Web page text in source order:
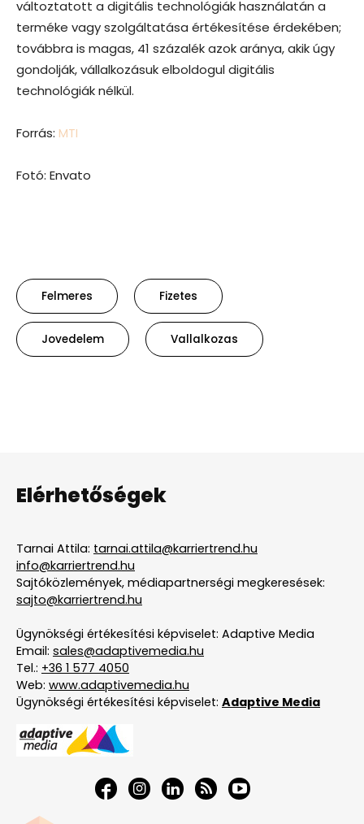
változtatott a digitális technológiák használatán a
terméke vagy szolgáltatása értékesítése érdekében;
továbbra is magas, 41 százalék azok aránya, akik úgy
gondolják, vállalkozásuk elboldogul digitális
technológiák nélkül.
Forrás: MTI
Fotó: Envato
Felmeres Fizetes
Jovedelem Vallalkozas
Elérhetőségek
Tarnai Attila: tarnai.attila@karriertrend.hu
info@karriertrend.hu
Sajtóközlemények, médiapartnerségi megkeresések:
sajto@karriertrend.hu
Ügynökségi értékesítési képviselet: Adaptive Media
Email: sales@adaptivemedia.hu
Tel.: +36 1 577 4050
Web: www.adaptivemedia.hu
Ügynökségi értékesítési képviselet: Adaptive Media